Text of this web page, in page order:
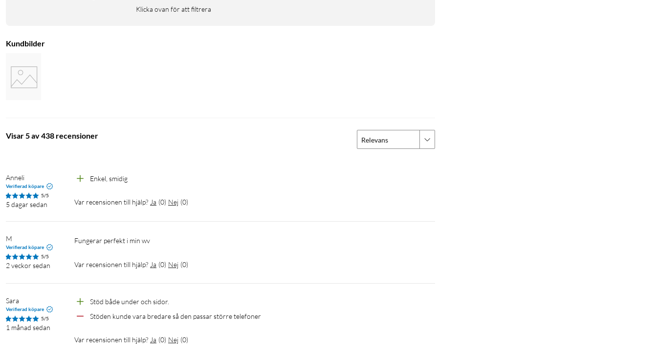
Klicka ovan för att filtrera
Kundbilder
Visar 5 av 438 recensioner Relevans
Anneli
Verifierad köpare
5/5
5 dagar sedan
Enkel, smidig
Var recensionen till hjälp? Ja (0) Nej (0)
M
Verifierad köpare
5/5
2 veckor sedan
Fungerar perfekt i min wv
Var recensionen till hjälp? Ja (0) Nej (0)
Sara
Verifierad köpare
5/5
1 månad sedan
Stöd både under och sidor.
Stöden kunde vara bredare så den passar större telefoner
Var recensionen till hjälp? Ja (0) Nej (0)